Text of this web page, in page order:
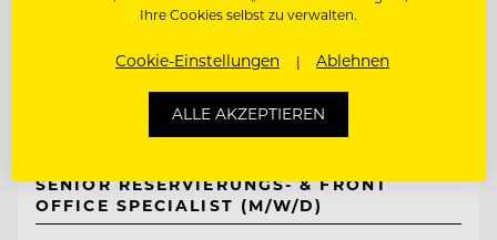
6311 Wildschönau-Oberau, Österreich
FRONT OFFICE & RESERVIERUNGS
MITARBEITER:IN
SENIOR RESERVIERUNGS- & FRONT
OFFICE SPECIALIST (M/W/D)
Ihre Cookies selbst zu verwalten.
Cookie-Einstellungen Ablehnen
ALLE AKZEPTIEREN